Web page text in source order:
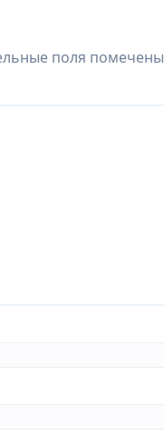
поля помечены